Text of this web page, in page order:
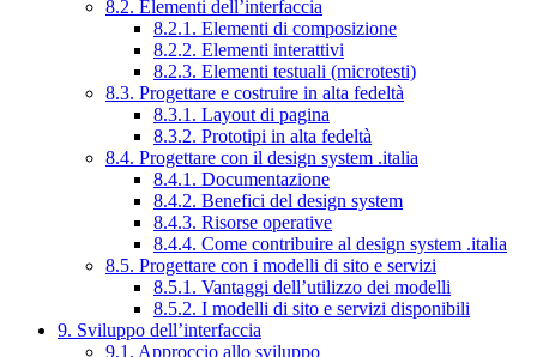
8.2. Elementi dell’interfaccia
8.2.1. Elementi di composizione
8.2.2. Elementi interattivi
8.2.3. Elementi testuali (microtesti)
8.3. Progettare e costruire in alta fedeltà
8.3.1. Layout di pagina
8.3.2. Prototipi in alta fedeltà
8.4. Progettare con il design system .italia
8.4.1. Documentazione
8.4.2. Benefici del design system
8.4.3. Risorse operative
8.4.4. Come contribuire al design system .italia
8.5. Progettare con i modelli di sito e servizi
8.5.1. Vantaggi dell’utilizzo dei modelli
8.5.2. I modelli di sito e servizi disponibili
9. Sviluppo dell’interfaccia
9.1. Approccio allo sviluppo